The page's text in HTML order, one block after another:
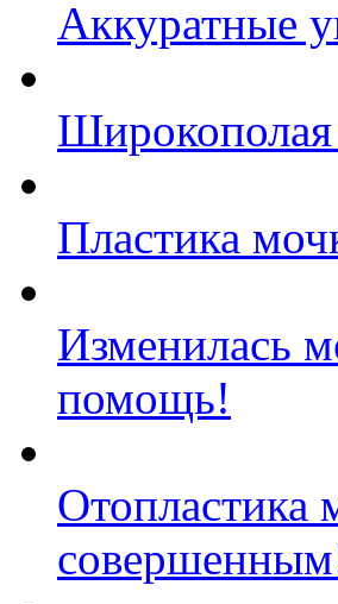
Аккуратные
Широкополая
Пластика
Изменилась
помощь!
Отопластика